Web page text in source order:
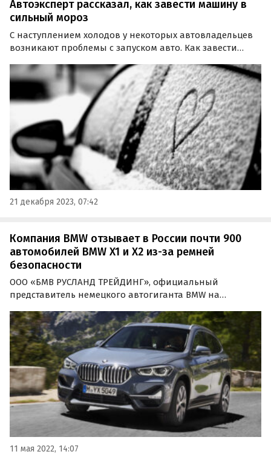
Автоэксперт рассказал, как завести машину в
сильный мороз
С наступлением холодов у некоторых автовладельцев
возникают проблемы с запуском авто. Как завести
в беседе с телеканалом «360» вице-президент
Национального союза автомобилистов Ян Хайцеэр.
21 декабря 2023, 07:42
Компания BMW отзывает в России почти 900
автомобилей BMW X1 и X2 из-за ремней
безопасности
ООО «БМВ РУСЛАНД ТРЕЙДИНГ», официальный
представитель немецкого автогиганта BMW на
добровольного отзыва транспортных средств бренда.
11 мая 2022, 14:07